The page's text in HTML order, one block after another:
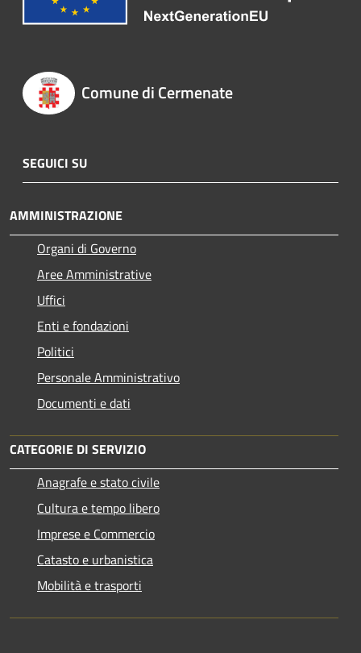
Comune di Cermenate
SEGUICI SU
AMMINISTRAZIONE
Organi di Governo
Aree Amministrative
Uffici
Enti e fondazioni
Politici
Personale Amministrativo
Documenti e dati
CATEGORIE DI SERVIZIO
Anagrafe e stato civile
Cultura e tempo libero
Imprese e Commercio
Catasto e urbanistica
Mobilità e trasporti